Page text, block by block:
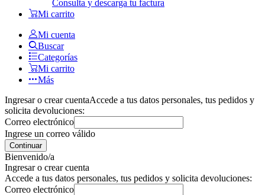
Consulta y descarga tu factura
Mi carrito
Mi cuenta
Buscar
Categorías
Mi carrito
Más
Ingresar o crear cuentaAccede a tus datos personales, tus pedidos y
solicita devoluciones:
Correo electrónico
Ingrese un correo válido
Continuar
Bienvenido/a
Ingresar o crear cuenta
Accede a tus datos personales, tus pedidos y solicita devoluciones:
Correo electrónico